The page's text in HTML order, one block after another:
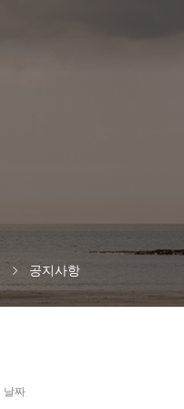
공지사항
날짜